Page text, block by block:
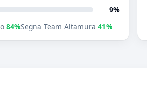
9%
84%Segna Team Altamura 41%